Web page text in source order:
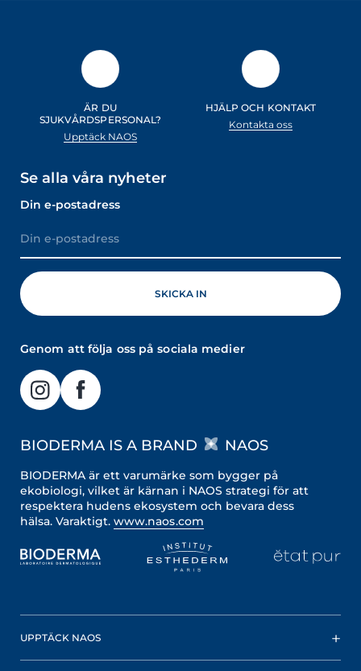
ÄR DU
SJUKVÅRDSPERSONAL?
Upptäck NAOS
HJÄLP OCH KONTAKT
Kontakta oss
Se alla våra nyheter
Din e-postadress
Genom att följa oss på sociala medier
BIODERMA IS A BRAND NAOS
BIODERMA är ett varumärke som bygger på
ekobiologi, vilket är kärnan i NAOS strategi för att
respektera hudens ekosystem och bevara dess
hälsa. Varaktigt. www.naos.com
UPPTÄCK NAOS